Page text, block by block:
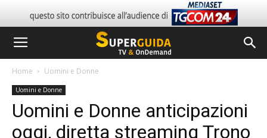
Home Uomini e Donne
Uomini e Donne
Uomini e Donne anticipazioni
oggi, diretta streaming Trono